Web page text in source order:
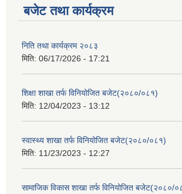
बजेट तथा कार्यक्रम
निति तथा कार्यक्रम २०८३
मिति: 06/17/2026 - 17:21
शिक्षा शाखा तर्फ विनियोजित बजेट(२०८०/०८१)
मिति: 12/04/2023 - 13:12
स्वास्थ्य शाखा तर्फ विनियोजित बजेट(२०८०/०८१)
मिति: 11/23/2023 - 12:27
सामाजिक विकास शाखा तर्फ विनियोजित बजेट(२०८०/